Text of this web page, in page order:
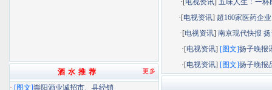
·[电视资讯]五味人生：一杯
·[电视资讯] 超160家医药企
·[电视资讯] 南京现代快报 扬
·[电视资讯] [图文]扬子晚报
·[电视资讯] [图文]扬子晚报
更多
酒 水 推 荐
· [图文]崇阳酒业诚招市、县经销